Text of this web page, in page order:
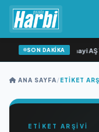
SON DAKİKA
Açıkgöz Savunma Sanayi
ANA SAYFA/ETIKET
ETİKET ARŞİVİ